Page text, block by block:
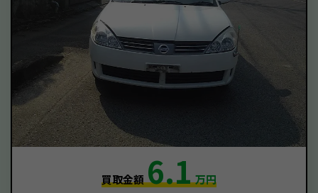
買取金額6.1万円